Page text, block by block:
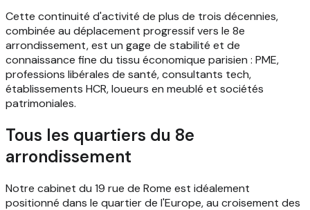
Cette continuité d'activité de plus de trois décennies,
combinée au déplacement progressif vers le 8e
arrondissement, est un gage de stabilité et de
connaissance fine du tissu économique parisien : PME,
professions libérales de santé, consultants tech,
établissements HCR, loueurs en meublé et sociétés
patrimoniales.
Tous les quartiers du 8e
arrondissement
Notre cabinet du 19 rue de Rome est idéalement
positionné dans le quartier de l'Europe, au croisement des